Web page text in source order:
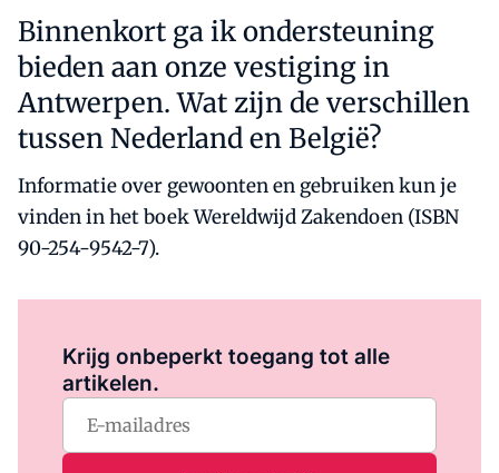
Binnenkort ga ik ondersteuning
bieden aan onze vestiging in
Antwerpen. Wat zijn de verschillen
tussen Nederland en België?
Informatie over gewoonten en gebruiken kun je
vinden in het boek Wereldwijd Zakendoen (ISBN
90-254-9542-7).
Krijg onbeperkt toegang tot alle
artikelen.